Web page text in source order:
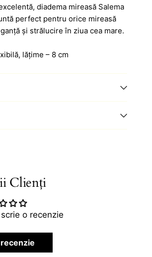
diadema mireasă Salema
perfect pentru orice mireasă
și strălucire în ziua cea mare.
lățime – 8 cm
Clienți
o recenzie